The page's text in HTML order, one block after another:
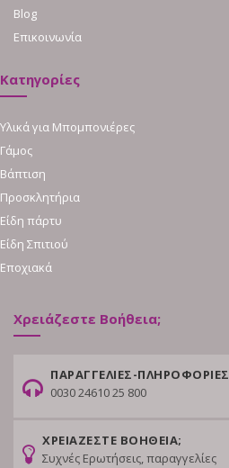
Blog
Επικοινωνία
Κατηγορίες
Υλικά για Μπομπονιέρες
Γάμος
Βάπτιση
Προσκλητήρια
Είδη πάρτυ
Είδη Σπιτιού
Εποχιακά
Χρειάζεστε Βοήθεια;
ΠΑΡΑΓΓΕΛΙΕΣ-ΠΛΗΡΟΦΟΡΙΕΣ
0030 24610 25 800
ΧΡΕΙΑΖΕΣΤΕ ΒΟΗΘΕΙΑ;
Συχνές Ερωτήσεις, παραγγελίες